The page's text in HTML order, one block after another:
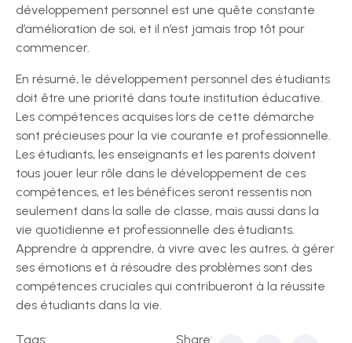
développement personnel est une quête constante
d’amélioration de soi, et il n’est jamais trop tôt pour
commencer.
En résumé, le développement personnel des étudiants
doit être une priorité dans toute institution éducative.
Les compétences acquises lors de cette démarche
sont précieuses pour la vie courante et professionnelle.
Les étudiants, les enseignants et les parents doivent
tous jouer leur rôle dans le développement de ces
compétences, et les bénéfices seront ressentis non
seulement dans la salle de classe, mais aussi dans la
vie quotidienne et professionnelle des étudiants.
Apprendre à apprendre, à vivre avec les autres, à gérer
ses émotions et à résoudre des problèmes sont des
compétences cruciales qui contribueront à la réussite
des étudiants dans la vie.
Tags: Share: